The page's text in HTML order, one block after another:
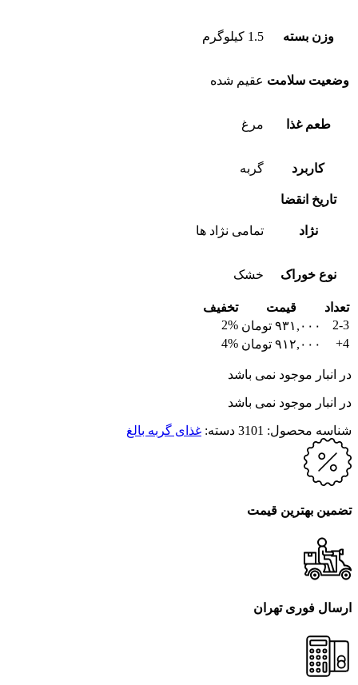
وزن بسته 1.5 کیلوگرم
وضعیت سلامت عقیم شده
طعم غذا مرغ
کاربرد گربه
تاریخ انقضا
نژاد تمامی نژاد ها
نوع خوراک خشک
تعداد قیمت
تخفیف
2-3
۹۳۱,۰۰۰ تومان 2%
4+
۹۱۲,۰۰۰ تومان 4%
در انبار موجود نمی باشد
در انبار موجود نمی باشد
شناسه محصول: 3101 دسته: غذای گربه بالغ
تضمین بهترین قیمت
ارسال فوری تهران